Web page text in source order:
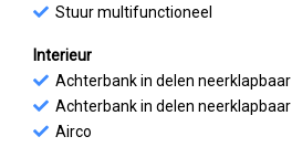
Stuur multifunctioneel
Interieur
Achterbank in delen neerklapbaar
Achterbank in delen neerklapbaar
Airco